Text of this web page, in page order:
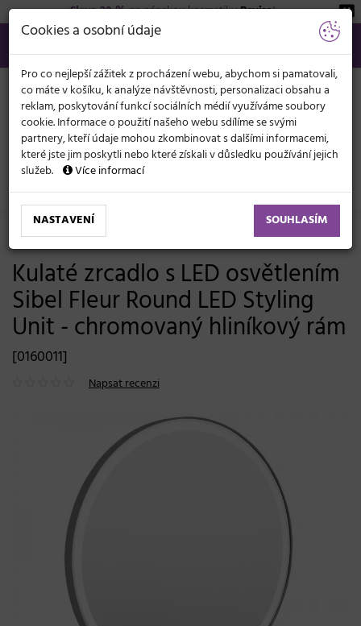
Sleva 20 %na pánskou kosmetikuBeviro!
566 440 099
info@svetkadernictvi.cz
Po−pá: 8−17
Vše o nákupu Kč
KATEGORIE
MENU
Kadeřnický nábytek Obsluhy, zrcadla
-19% Poslední šance
Kulaté zrcadlo s LED osvětlením
Sibel Fleur Round LED Styling
Unit - chromovaný hliníkový rám
[0160011]
Napsat recenzi
Cookies a osobní údaje
Pro co nejlepší zážitek z procházení webu, abychom si pamatovali,
co máte v košíku, k analýze návštěvnosti, personalizaci obsahu a
reklam, poskytování funkcí sociálních médií využíváme soubory
cookie. Informace o použití našeho webu sdílíme se svými
partnery, kteří údaje mohou zkombinovat s dalšími informacemi,
které jste jim poskytli nebo které získali v důsledku používání jejich
služeb.
Více informací
NASTAVENÍ SOUHLASÍM